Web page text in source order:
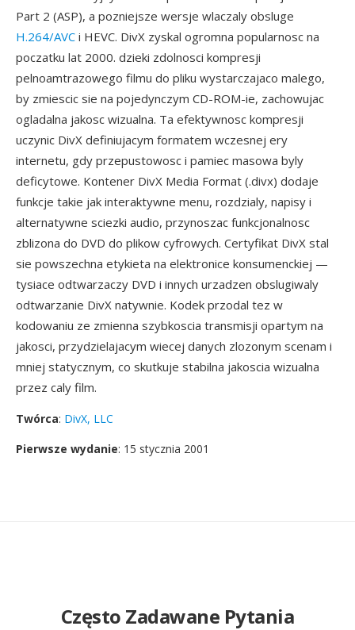
Part 2 (ASP), a pozniejsze wersje wlaczaly obsluge
H.264/AVC i HEVC. DivX zyskal ogromna popularnosc na
poczatku lat 2000. dzieki zdolnosci kompresji
pelnoamtrazowego filmu do pliku wystarczajaco malego,
by zmiescic sie na pojedynczym CD-ROM-ie, zachowujac
ogladalna jakosc wizualna. Ta efektywnosc kompresji
uczynic DivX definiujacym formatem wczesnej ery
internetu, gdy przepustowosc i pamiec masowa byly
deficytowe. Kontener DivX Media Format (.divx) dodaje
funkcje takie jak interaktywne menu, rozdzialy, napisy i
alternatywne sciezki audio, przynoszac funkcjonalnosc
zblizona do DVD do plikow cyfrowych. Certyfikat DivX stal
sie powszechna etykieta na elektronice konsumenckiej —
tysiace odtwarzaczy DVD i innych urzadzen obslugiwaly
odtwarzanie DivX natywnie. Kodek przodal tez w
kodowaniu ze zmienna szybkoscia transmisji opartym na
jakosci, przydzielajacym wiecej danych zlozonym scenam i
mniej statycznym, co skutkuje stabilna jakoscia wizualna
przez caly film.
Twórca: DivX, LLC
Pierwsze wydanie: 15 stycznia 2001
Często Zadawane Pytania